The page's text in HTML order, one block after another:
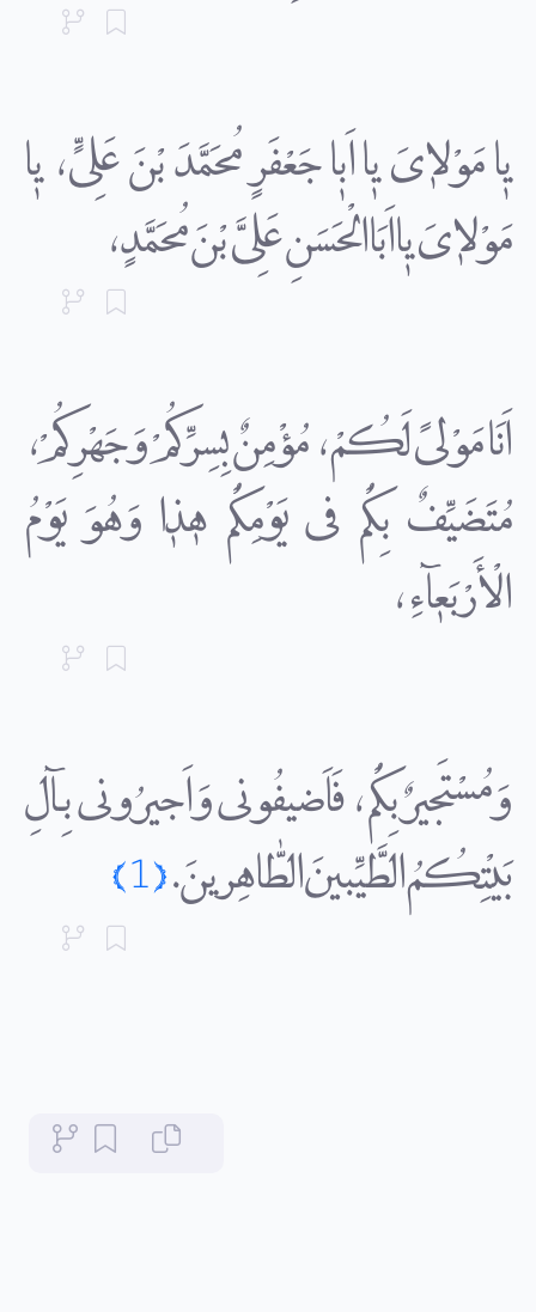
یٰا مَوْلاٰىَ یٰا اَبٰا جَعْفَرٍ مُحَمَّدَ بْنَ عَلِىٍّ، یٰا
مَوْلاٰىَ یٰا اَبَا الْحَسَنِ عَلِىَّ بْنَ مُحَمَّدٍ،
اَنَا مَوْلىً لَکُمْ، مُؤْمِنٌ بِسِرِّکُمْ وَجَهْرِکُمْ،
مُتَضَیِّفٌ بِکُمْ فى یَوْمِکُمْ هٰذٰا وَهُوَ یَوْمُ
الْأَرْبَعٰآءِ،
وَمُسْتَجیرٌ بِکُمْ، فَاَضیفُونى وَاَجیرُونى بِـآلِ
بَیْتِکُمُ الطَّیِّبینَ الطّٰاهِرینَ.{1}